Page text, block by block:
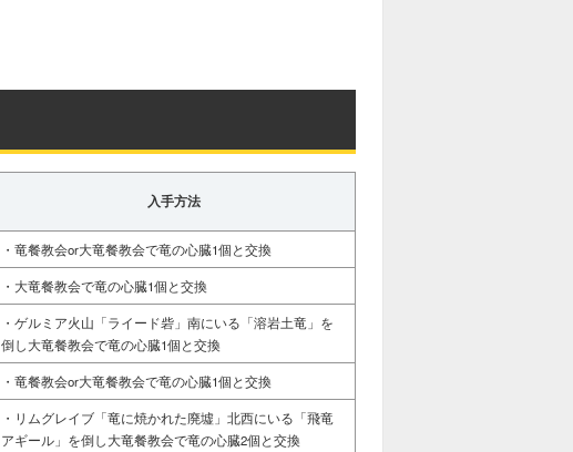
入手方法
・竜餐教会or大竜餐教会で竜の心臓1個と交換
・大竜餐教会で竜の心臓1個と交換
・ゲルミア火山「ライード砦」南にいる「溶岩土竜」を
倒し大竜餐教会で竜の心臓1個と交換
・竜餐教会or大竜餐教会で竜の心臓1個と交換
・リムグレイブ「竜に焼かれた廃墟」北西にいる「飛竜
アギール」を倒し大竜餐教会で竜の心臓2個と交換